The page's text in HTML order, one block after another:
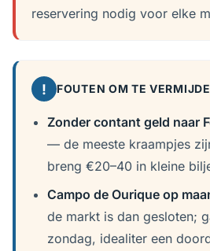
reservering nodig voor elke
! FOUTEN OM TE
Zonder contant geld naar
— de meeste kraampjes
breng €20–40 in kleine
Campo de Ourique op
de markt is dan gesloten;
zondag, idealiter een